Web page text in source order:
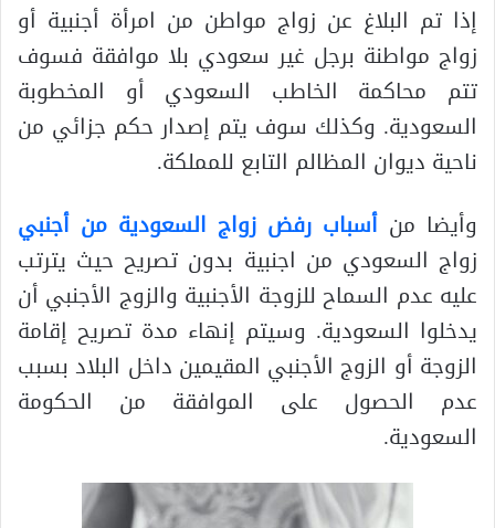
إذا تم البلاغ عن زواج مواطن من امرأة أجنبية أو
زواج مواطنة برجل غير سعودي بلا موافقة فسوف
تتم محاكمة الخاطب السعودي أو المخطوبة
السعودية. وكذلك سوف يتم إصدار حكم جزائي من
ناحية ديوان المظالم التابع للمملكة.
وأيضا من أسباب رفض زواج السعودية من أجنبي
زواج السعودي من اجنبية بدون تصريح حيث يترتب
عليه عدم السماح للزوجة الأجنبية والزوج الأجنبي أن
يدخلوا السعودية. وسيتم إنهاء مدة تصريح إقامة
الزوجة أو الزوج الأجنبي المقيمين داخل البلاد بسبب
عدم الحصول على الموافقة من الحكومة
السعودية.